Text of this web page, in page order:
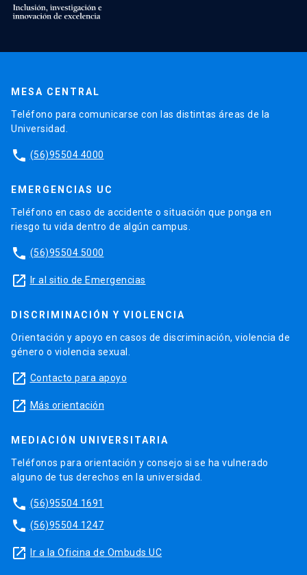
MESA CENTRAL
Teléfono para comunicarse con las distintas áreas de la
Universidad.
phone (56)95504 4000
EMERGENCIAS UC
Teléfono en caso de accidente o situación que ponga en
riesgo tu vida dentro de algún campus.
phone (56)95504 5000
launch Ir al sitio de Emergencias
DISCRIMINACIÓN Y VIOLENCIA
Orientación y apoyo en casos de discriminación, violencia de
género o violencia sexual.
launch Contacto para apoyo
launch Más orientación
MEDIACIÓN UNIVERSITARIA
Teléfonos para orientación y consejo si se ha vulnerado
alguno de tus derechos en la universidad.
phone (56)95504 1691
phone (56)95504 1247
launch Ir a la Oficina de Ombuds UC